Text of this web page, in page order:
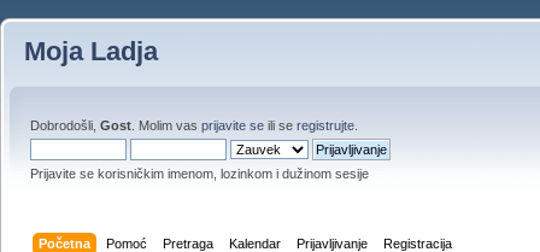
Moja Ladja
Dobrodošli, Gost . Molim vas prijavite se ili se registrujte
Prijavite se korisničkim imenom, lozinkom i dužinom sesije
Početna Pomoć Pretraga Kalendar Prijavljivanje Registracija